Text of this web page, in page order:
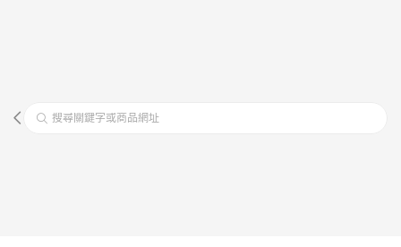
搜尋關鍵字或商品網址